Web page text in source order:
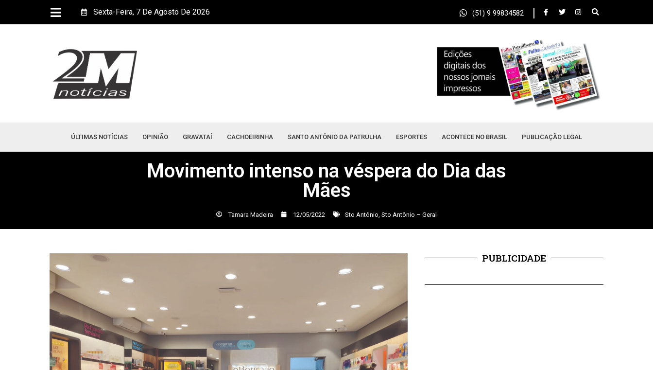
Sexta-Feira, 7 De Agosto De 2026 (51) 9 99834582
ÚLTIMAS NOTÍCIAS OPINIÃO GRAVATAÍ CACHOEIRINHA SANTO ANTÔNIO DA PATRULHA ESPORTES ACONTECE NO BRASIL PUBLICAÇÃO LEGAL
Movimento intenso na véspera do Dia das
Mães
Tamara Madeira 12/05/2022 Sto Antônio Sto Antônio – Geral
PUBLICIDADE